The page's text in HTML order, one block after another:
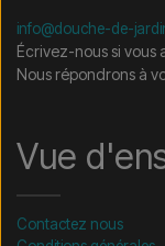
info@douche-de-
Écrivez-nous si vous
Nous répondrons à
Vue
Contactez nous